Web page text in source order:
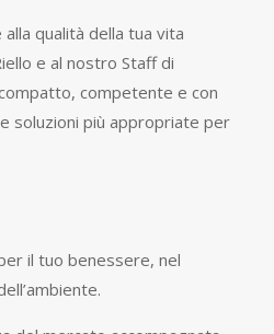
qualità della tua vita
e al nostro Staff di
competente e con
soluzioni più appropriate per
il tuo benessere, nel